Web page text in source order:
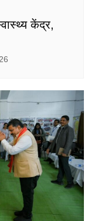
केंद्र,